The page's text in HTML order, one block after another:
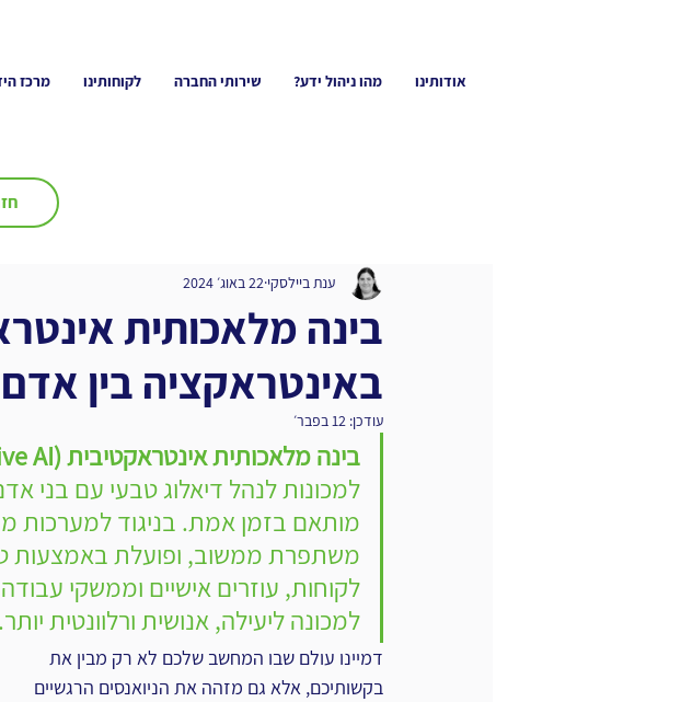
אודותינו מהו ניהול ידע? שירותי החברה לקוחותינו מרכז
בינה מלאכותית
באינטראקציה בין
ענת ביילסקי 22 באוג׳ 2024
עודכן: 12 בפבר׳
בינה מלאכותית אינטראקטיבית (Interactive AI)
למכונות לנהל דיאלוג טבעי עם בני
מותאם בזמן אמת. בניגוד למערכות
משתפרת ממשוב, ופועלת באמצעות
לקוחות, עוזרים אישיים וממשקי
למכונה ליעילה, אנושית ורלוונטית יותר.
דמיינו עולם שבו המחשב שלכם לא רק מבין את
בקשותיכם, אלא גם מזהה את הניואנסים הרגשיים